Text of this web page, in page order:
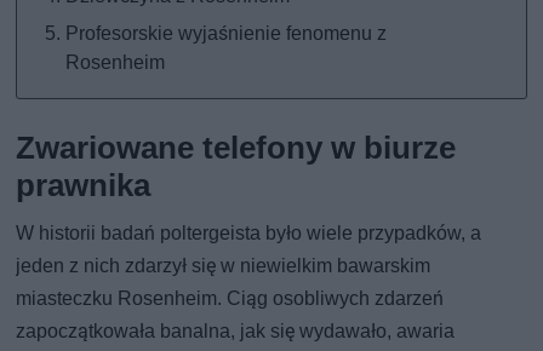
Profesorskie wyjaśnienie fenomenu z
Rosenheim
Zwariowane telefony w biurze
prawnika
W historii badań poltergeista było wiele przypadków, a
jeden z nich zdarzył się w niewielkim bawarskim
miasteczku Rosenheim. Ciąg osobliwych zdarzeń
zapoczątkowała banalna, jak się wydawało, awaria